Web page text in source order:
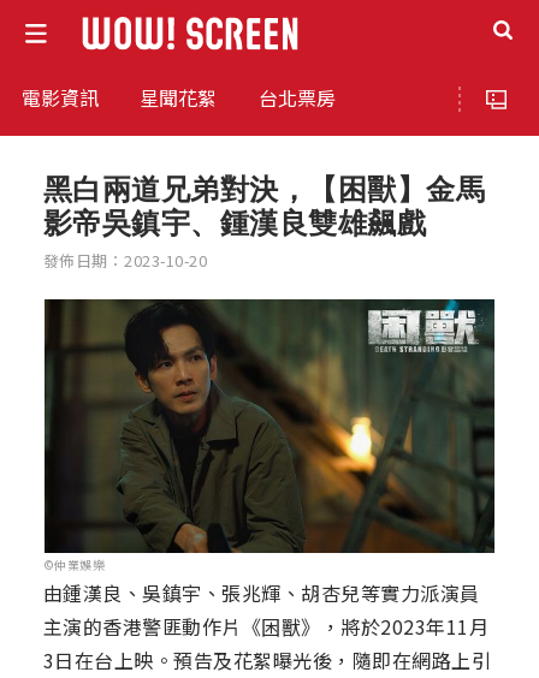
電影資訊 星聞花絮 台北票房
黑白兩道兄弟對決，【困獸】金馬
影帝吳鎮宇、鍾漢良雙雄飆戲
發佈日期：2023-10-20
©仲業娛樂
由鍾漢良、吳鎮宇、張兆輝、胡杏兒等實力派演員
主演的香港警匪動作片《困獸》，將於2023年11月
3日在台上映。預告及花絮曝光後，隨即在網路上引